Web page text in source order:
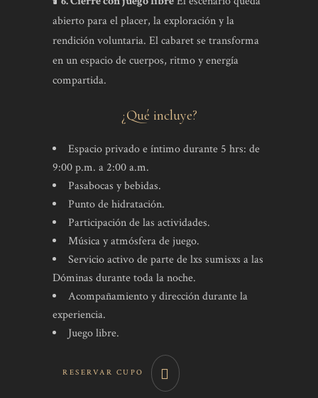
abierto para el placer, la exploración y la
rendición voluntaria. El cabaret se transforma
en un espacio de cuerpos, ritmo y energía
compartida.
¿Qué incluye?
Espacio privado e íntimo durante 5 hrs: de
9:00 p.m. a 2:00 a.m.
Pasabocas y bebidas.
Punto de hidratación.
Participación de las actividades.
Música y atmósfera de juego.
Servicio activo de parte de lxs sumisxs a las
Dóminas durante toda la noche.
Acompañamiento y dirección durante la
experiencia.
Juego libre.
RESERVAR CUPO